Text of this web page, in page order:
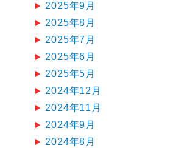
2025年9月
2025年8月
2025年7月
2025年6月
2025年5月
2024年12月
2024年11月
2024年9月
2024年8月